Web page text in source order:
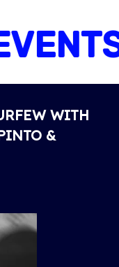
WITH
&